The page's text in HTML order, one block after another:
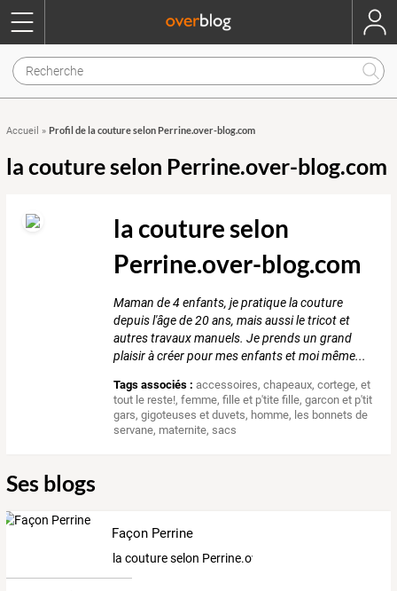
Accueil » Profil de la couture selon Perrine.over-blog.com
la couture selon Perrine.over-blog.com
la couture selon
Perrine.over-blog.com
Maman de 4 enfants, je pratique la couture
depuis l'âge de 20 ans, mais aussi le tricot et
autres travaux manuels. Je prends un grand
plaisir à créer pour mes enfants et moi même...
Tags associés : accessoires,chapeaux,cortege,et
tout le reste!,femme,fille et p'tite fille,garcon et p'tit
gars,gigoteuses et duvets, homme, les bonnets de
servane, maternite,sacs
Ses blogs
Façon Perrine
la couture selon Perrine.over-blog.com